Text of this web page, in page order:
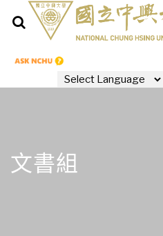
文書組